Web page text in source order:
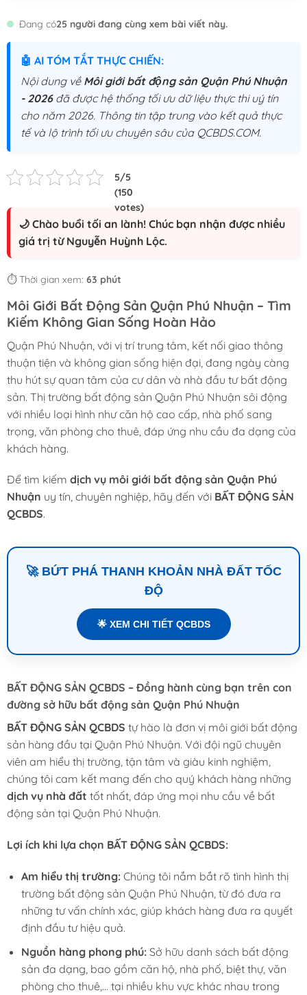
Đang có25 người đang cùng xem bài viết này.
🤖 AI TÓM TẮT THỰC CHIẾN:
Nội dung về Môi giới bất động sản Quận Phú Nhuận
- 2026đã được hệ thống tối ưu dữ liệu thực thi uý tín
cho năm 2026. Thông tin tập trung vào kết quả thực
tế và lộ trình tối ưu chuyên sâu của QCBDS.COM.
🌙 Chào buổi tối an lành! Chúc bạn nhận được nhiều
giá trị từ Nguyễn Huỳnh Lộc.
⏱️ Thời gian xem: 63 phút
Môi Giới Bất Động Sản Quận Phú Nhuận – Tìm
Kiếm Không Gian Sống Hoàn Hảo
Quận Phú Nhuận, với vị trí trung tâm, kết nối giao thông
thuận tiện và không gian sống hiện đại, đang ngày càng
thu hút sự quan tâm của cư dân và nhà đầu tư bất động
sản. Thị trường bất động sản Quận Phú Nhuận sôi động
với nhiều loại hình như căn hộ cao cấp, nhà phố sang
trọng, văn phòng cho thuê, đáp ứng nhu cầu đa dạng của
khách hàng.
Để tìm kiếm dịch vụ môi giới bất động sản Quận Phú
Nhuận uy tín, chuyên nghiệp, hãy đến với BẤT ĐỘNG SẢN
QCBDS.
🚀 BỨT PHÁ THANH KHOẢN NHÀ ĐẤT TỐC
ĐỘ
🌟 XEM CHI TIẾT QCBDS
BẤT ĐỘNG SẢN QCBDS – Đồng hành cùng bạn trên con
đường sở hữu bất động sản Quận Phú Nhuận
BẤT ĐỘNG SẢN QCBDS tự hào là đơn vị môi giới bất động
sản hàng đầu tại Quận Phú Nhuận. Với đội ngũ chuyên
viên am hiểu thị trường, tận tâm và giàu kinh nghiệm,
chúng tôi cam kết mang đến cho quý khách hàng những
dịch vụ nhà đất tốt nhất, đáp ứng mọi nhu cầu về bất
động sản tại Quận Phú Nhuận.
Lợi ích khi lựa chọn BẤT ĐỘNG SẢN QCBDS:
Am hiểu thị trường:Chúng tôi nắm bắt rõ tình hình thị
trường bất động sản Quận Phú Nhuận, từ đó đưa ra
những tư vấn chính xác, giúp khách hàng đưa ra quyết
định đầu tư hiệu quả.
Nguồn hàng phong phú:Sở hữu danh sách bất động
sản đa dạng, bao gồm căn hộ, nhà phố, biệt thự, văn
phòng cho thuê,… tại nhiều khu vực khác nhau trong